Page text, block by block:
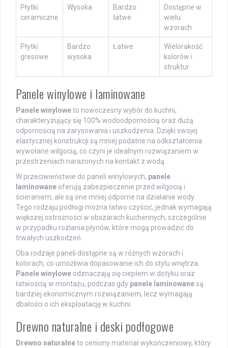
Płytki
ceramiczne
Wysoka
Bardzo
łatwe
Dostępne w
wielu
wzorach
Płytki
gresowe
Bardzo
wysoka
Łatwe
Wielorakość
kolorów i
struktur
Panele winylowe i laminowane
Panele winyloweto nowoczesny wybór do kuchni,
charakteryzujący się 100% wodoodpornością oraz dużą
odpornością na zarysowania i uszkodzenia. Dzięki swojej
elastycznej konstrukcji są mniej podatne na odkształcenia
wywołane wilgocią, co czyni je idealnym rozwiązaniem w
przestrzeniach narażonych na kontakt z wodą.
W przeciwieństwie do paneli winylowych, panele
laminowane oferują zabezpieczenie przed wilgocią i
ścieraniem, ale są one mniej odporne na działanie wody.
Tego rodzaju podłogi można łatwo czyścić, jednak wymagają
większej ostrożności w obszarach kuchennych, szczególnie
w przypadku rozlania płynów, które mogą prowadzić do
trwałych uszkodzeń.
Oba rodzaje paneli dostępne są w różnych wzorach i
kolorach, co umożliwia dopasowanie ich do stylu wnętrza.
Panele winylowe odznaczają się ciepłem w dotyku oraz
łatwością w montażu, podczas gdy panele laminowanesą
bardziej ekonomicznym rozwiązaniem, lecz wymagają
dbałości o ich eksploatację w kuchni.
Drewno naturalne i deski podłogowe
Drewno naturalneto ceniony materiał wykończeniowy, który